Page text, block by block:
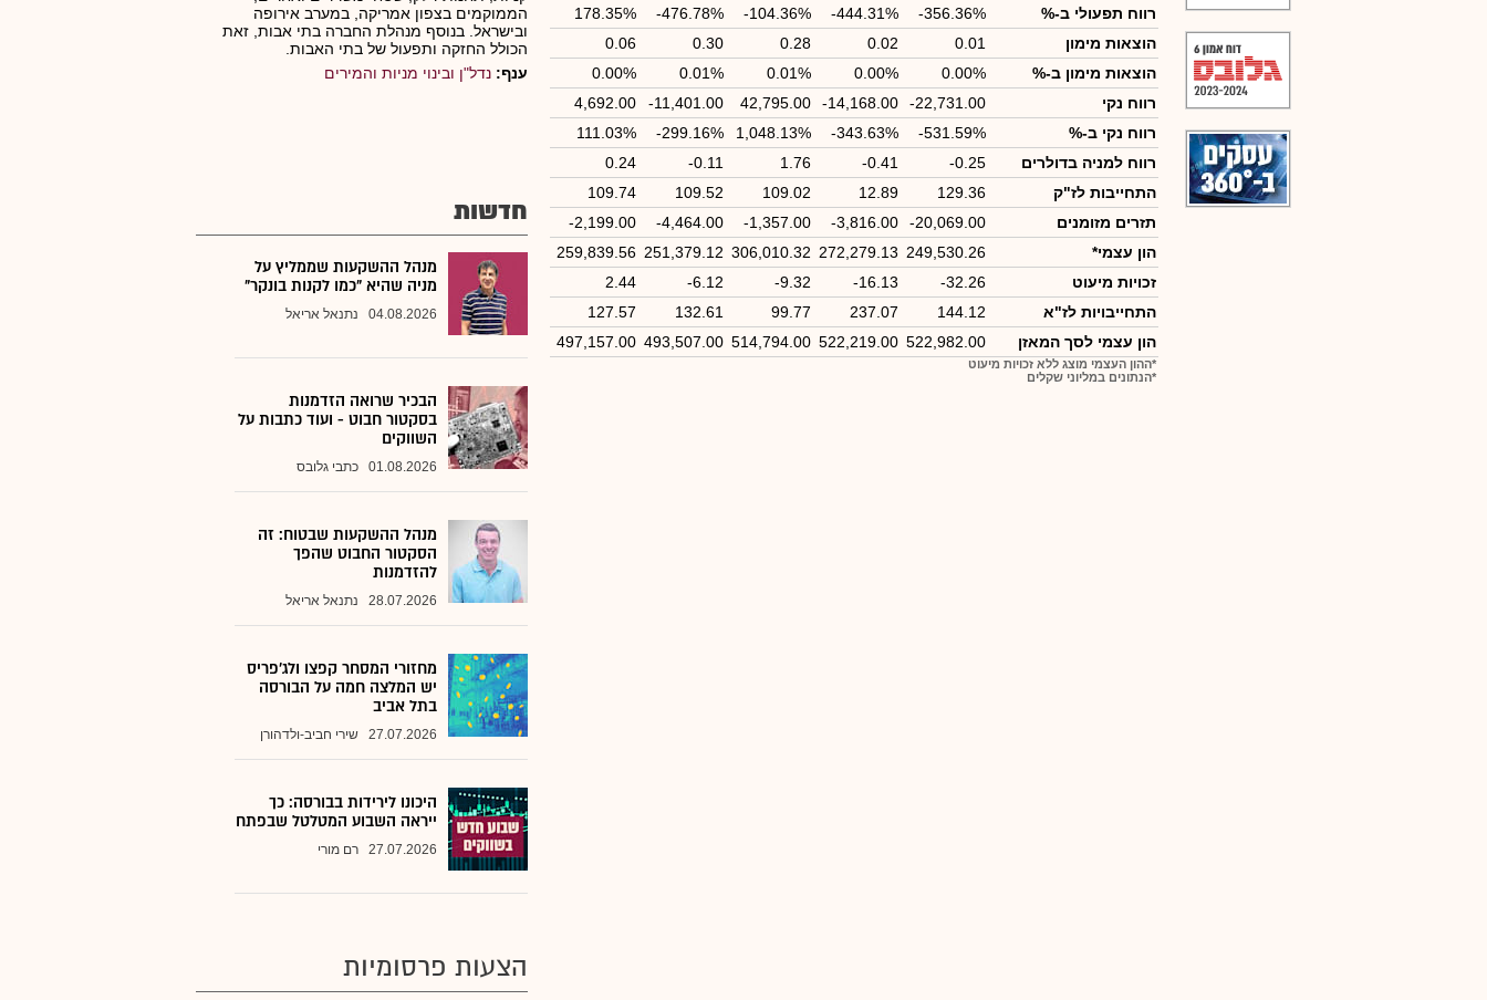
רווח תפעולי ב-%
-356.36%
-444.31%
-104.36%
-476.78%
178.35%
הוצאות מימון
0.01
0.02
0.28
0.30
0.06
הוצאות מימון ב-%
0.00%
0.00%
0.01%
0.01%
0.00%
רווח נקי
-22,731.00
-14,168.00
42,795.00
-11,401.00
4,692.00
רווח נקי ב-%
-531.59%
-343.63%
1,048.13%
-299.16%
111.03%
רווח למניה בדולרים
-0.25
-0.41
1.76
-0.11
0.24
התחייבות לז"ק
129.36
12.89
109.02
109.52
109.74
תזרים מזומנים
-20,069.00
-3,816.00
-1,357.00
-4,464.00
-2,199.00
הון עצמי*
249,530.26
272,279.13
306,010.32
251,379.12
259,839.56
זכויות מיעוט
-32.26
-16.13
-9.32
-6.12
2.44
התחייבויות לז"א
144.12
237.07
99.77
132.61
127.57
הון עצמי לסך המאזן
522,982.00
522,219.00
514,794.00
493,507.00
497,157.00
*ההון העצמי מוצג ללא זכויות מיעוט
*הנתונים במליוני שקלים
הממוקמים בצפון אמריקה, במערב אירופה
ובישראל. בנוסף מנהלת החברה בתי אבות, זאת
הכולל החזקה ותפעול של בתי האבות.
ענף: נדל"ן ובינוי מניות והמירים
חדשות
מנהל ההשקעות שממליץ על
מניה שהיא "כמו לקנות בונקר"
04.08.2026 נתנאל אריאל
הבכיר שרואה הזדמנות
בסקטור חבוט - ועוד כתבות על
השווקים
01.08.2026 כתבי גלובס
מנהל ההשקעות שבטוח: זה
הסקטור החבוט שהפך
להזדמנות
28.07.2026 נתנאל אריאל
מחזורי המסחר קפצו ולג'פריס
יש המלצה חמה על הבורסה
בתל אביב
27.07.2026 שירי חביב-ולדהורן
היכונו לירידות בבורסה: כך
ייראה השבוע המטלטל שבפתח
27.07.2026 רם מורי
הצעות פרסומיות